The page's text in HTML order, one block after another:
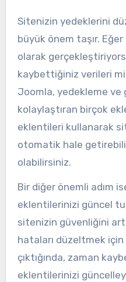
Sitenizin yedeklerini
büyük önem taşır.
olarak
kaybettiğiniz verileri
Joomla, yedekleme ve
kolaylaştıran birçok
eklentileri kullanarak
otomatik hale
olabilirsiniz.
Bir diğer önemli adım
eklentilerinizi güncel
sitenizin güvenliğini
hataları düzeltmek
çıktığında, zaman
eklentilerinizi